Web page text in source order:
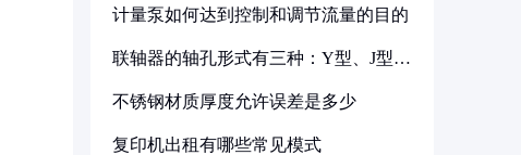
计量泵如何达到控制和调节流量的目的
联轴器的轴孔形式有三种：Y型、J型、
不锈钢材质厚度允许误差是多少
复印机出租有哪些常见模式